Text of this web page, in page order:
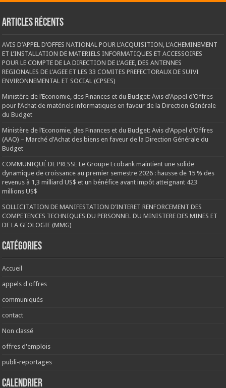
Articles récents
AVIS D’APPEL D’OFFES NATIONAL POUR L’ACQUISITION, L’ACHEMINEMENT
ET L’INSTALLATION DE MATERIELS INFORMATIQUES ET ACCESSOIRES
POUR LE COMPTE DE LA DIRECTION DE L’AGEE, DES ANTENNES
REGIONALES DE L’AGEE ET LES 33 COMITES PREFECTORAUX DE SUIVI
ENVIRONNEMENTAL ET SOCIAL (CPSES)
Ministère de l’Economie, des Finances et du Budget: Avis d’Appel d’Offres
pour l’Achat de matériels informatiques en faveur de la Direction Générale
du Budget
Ministère de l’Economie, des Finances et du Budget: Avis d’Appel d’Offres
(AAO) – Marché d’Achat des biens en faveur de la Direction Générale du
Budget
COMMUNIQUÉ DE PRESSE Le Groupe Ecobank maintient une solide
dynamique de croissance au premier semestre 2026 : hausse de 15 % des
revenus à 1,3 milliard US$ et un bénéfice avant impôt atteignant 423
millions US$
SOLLICITATION DE MANIFESTATION D’INTERET RENFORCEMENT DES
COMPETENCES TECHNIQUES DU PERSONNEL DU MINISTERE DES MINES ET
DE LA GEOLOGIE (MMG)
Catégories
Accueil
appels d'offres
communiqués
contact
Non classé
offres d'emplois
publi-reportages
Calendrier